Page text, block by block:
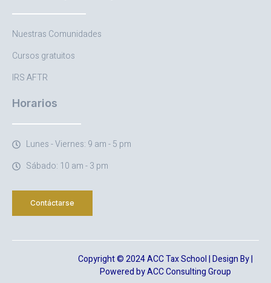
Nuestras Comunidades
Cursos gratuitos
IRS AFTR
Horarios
Lunes - Viernes: 9 am - 5 pm
Sábado: 10 am - 3 pm
Contáctarse
Copyright © 2024 ACC Tax School | Design By |
Powered by ACC Consulting Group